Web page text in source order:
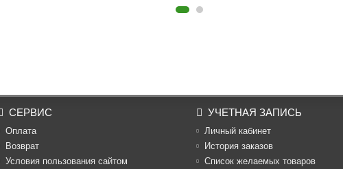
СЕРВИС
Оплата
Возврат
Условия пользования сайтом
УЧЕТНАЯ ЗАПИСЬ
Личный кабинет
История заказов
Список желаемых товаров